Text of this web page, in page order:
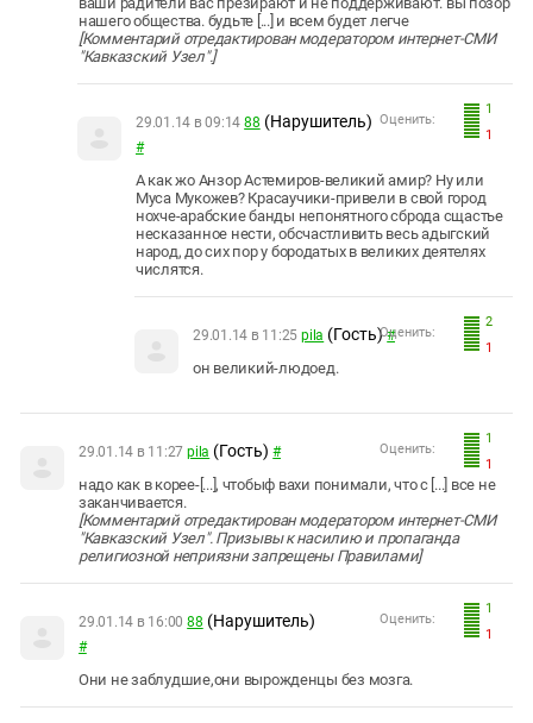
нашего общества. будьте [...] и всем будет легче
[Комментарий отредактирован модератором интернет-СМИ
"Кавказский Узел".]
1
1
Оценить:
29.01.14 в 09:14 88 (Нарушитель)
#
А как жо Анзор Астемиров-великий амир? Ну или
Муса Мукожев? Красаучики-привели в свой город
нохче-арабские банды непонятного сброда сщастье
несказанное нести, обсчастливить весь адыгский
народ, до сих пор у бородатых в великих деятелях
числятся.
2
1
Оценить:
29.01.14 в 11:25 pila (Гость) #
он великий-людоед.
1
1
Оценить:
29.01.14 в 11:27 pila (Гость) #
надо как в корее-[...], чтобыф вахи понимали, что с [...] все не
заканчивается.
[Комментарий отредактирован модератором интернет-СМИ
"Кавказский Узел". Призывы к насилию и пропаганда
религиозной неприязни запрещены Правилами]
1
1
Оценить:
29.01.14 в 16:00 88 (Нарушитель)
#
Они не заблудшие,они вырожденцы без мозга.